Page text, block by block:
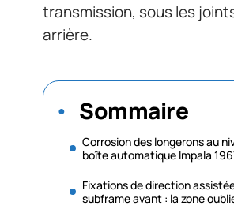
transmission, sous les
arrière.
Sommaire
Corrosion des longerons au
boîte automatique Impala
Fixations de direction
subframe avant : la zone